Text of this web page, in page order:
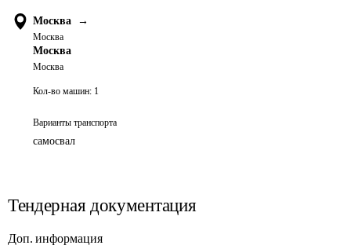
Москва →
Москва
Москва
Москва
Кол-во машин: 1
Варианты транспорта
самосвал
Тендерная документация
Доп. информация